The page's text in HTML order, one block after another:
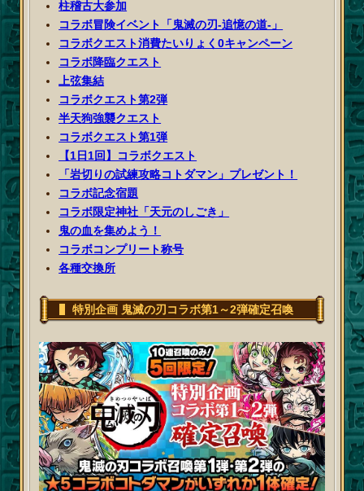
柱稽古大参加
コラボ冒険イベント「鬼滅の刃‐追憶の道‐」
コラボクエスト消費たいりょく0キャンペーン
コラボ降臨クエスト
上弦集結
コラボクエスト第2弾
半天狗強襲クエスト
コラボクエスト第1弾
【1日1回】コラボクエスト
「岩切りの試練攻略コトダマン」プレゼント！
コラボ記念宿題
コラボ限定神社「天元のしごき」
鬼の血を集めよう！
コラボコンプリート称号
各種交換所
特別企画 鬼滅の刃コラボ第1～2弾確定召喚